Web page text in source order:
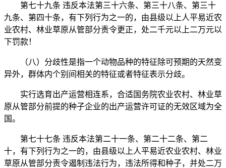
第七十九条 违反本法第三十六条、第三十八条、第三十
九条、第四十条，有下列行为之一的，由县级以上人平易近农
业农村、林业草原从管部分责令更正，处二千元以上二万元以
下罚款！
（八）分歧性是指一个动物品种的特征除可预期的天然变
异外，群体内个别间相关的特征或者特征表示分歧。
实行选育出产运营相连系，合适国务院农业农村、林业草
原从管部分前提的种子企业的出产运营许可证的无效区域为全
国。
第七十七条 违反本法第二十一条、第二十二条、第二
十，有下列行为之一的，由县级以上人平易近农业农村、林业
草原从管部分责令遏制违法行为，违法所得和种子，并处二万